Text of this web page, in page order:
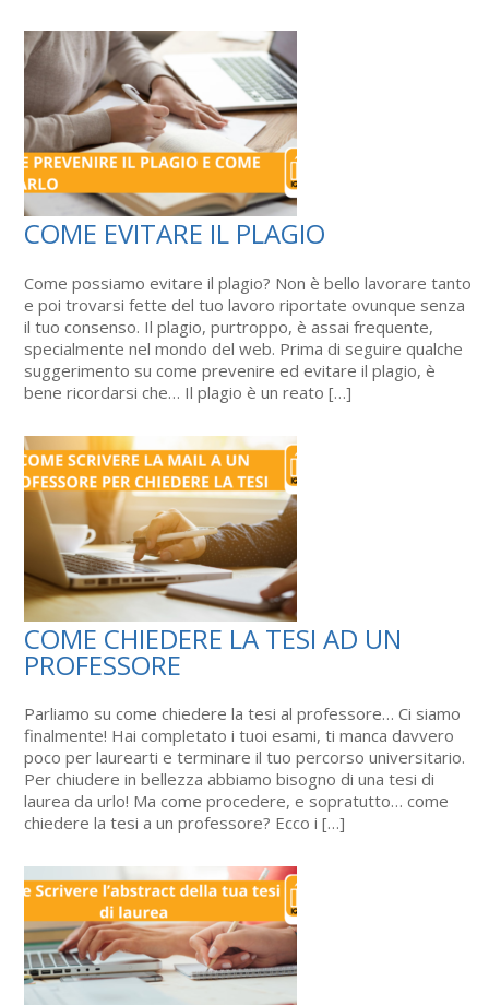
COME EVITARE IL PLAGIO
Come possiamo evitare il plagio? Non è bello lavorare tanto
e poi trovarsi fette del tuo lavoro riportate ovunque senza
il tuo consenso. Il plagio, purtroppo, è assai frequente,
specialmente nel mondo del web. Prima di seguire qualche
suggerimento su come prevenire ed evitare il plagio, è
bene ricordarsi che… Il plagio è un reato […]
COME CHIEDERE LA TESI AD UN
PROFESSORE
Parliamo su come chiedere la tesi al professore… Ci siamo
finalmente! Hai completato i tuoi esami, ti manca davvero
poco per laurearti e terminare il tuo percorso universitario.
Per chiudere in bellezza abbiamo bisogno di una tesi di
laurea da urlo! Ma come procedere, e sopratutto… come
chiedere la tesi a un professore? Ecco i […]